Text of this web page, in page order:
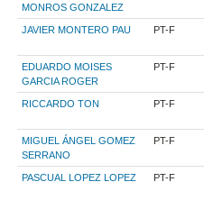
MONROS GONZALEZ
JAVIER MONTERO PAU PT-F
EDUARDO MOISES
GARCIA ROGER
PT-F
RICCARDO TON PT-F
MIGUEL ÁNGEL GOMEZ
SERRANO
PT-F
PASCUAL LOPEZ LOPEZ PT-F